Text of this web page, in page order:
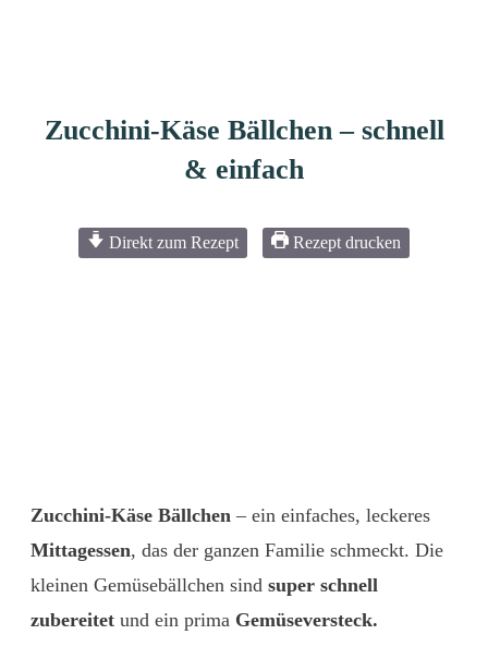
Zucchini-Käse Bällchen – schnell
& einfach
Direkt zum Rezept Rezept drucken
Zucchini-Käse Bällchen – ein einfaches, leckeres
Mittagessen, das der ganzen Familie schmeckt. Die
kleinen Gemüsebällchen sind super schnell
zubereitet und ein prima Gemüseversteck.